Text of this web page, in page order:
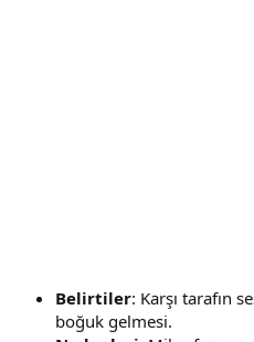
Belirtiler: Karşı tarafın
boğuk gelmesi.